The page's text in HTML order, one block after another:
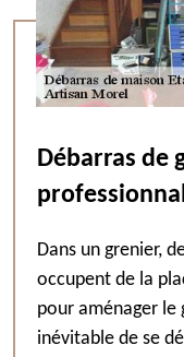
Débarras de
Dans un grenier,
occupent de la
pour aménager le
inévitable de se